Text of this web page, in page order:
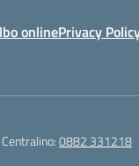
onlinePrivacy
Centralino:0882 331218